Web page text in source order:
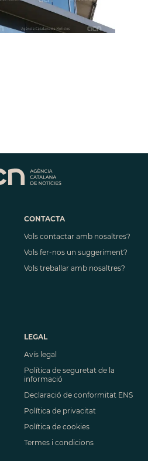
CONTACTA
Vols contactar amb nosaltres?
Vols fer-nos un suggeriment?
Vols treballar amb nosaltres?
LEGAL
Avís legal
Política de seguretat de la
informació
Declaració de conformitat ENS
Política de privacitat
Política de cookies
Termes i condicions